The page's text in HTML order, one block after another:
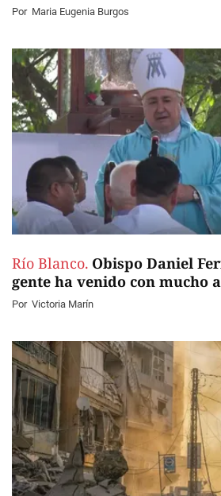
Por Maria Eugenia Burgos
Río Blanco. Obispo Daniel
gente ha venido con mucho
Por Victoria Marín